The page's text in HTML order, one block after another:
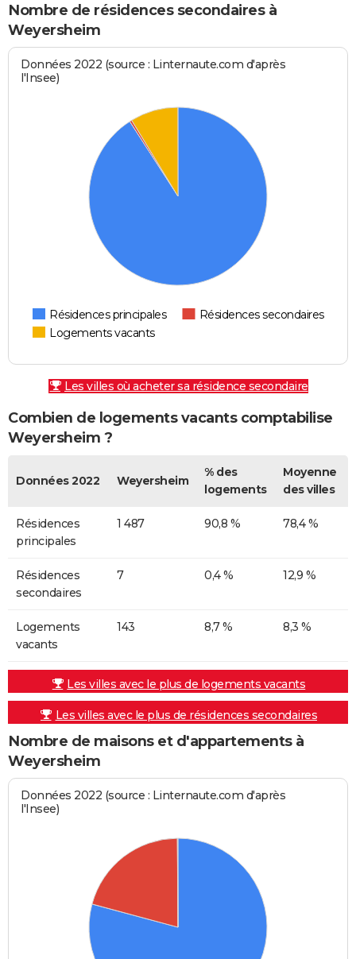
Nombre de résidences secondaires à
Weyersheim
Données 2022 (source : Linternaute.com d'après
l'Insee)
Résidences principales
Résidences secondaires
Logements vacants
Les villes où acheter sa résidence secondaire
Combien de logements vacants comptabilise
Weyersheim ?
Données 2022 Weyersheim
% des
logements
Moyenne
des villes
Résidences
principales
1 487 90,8 % 78,4 %
Résidences
secondaires
7 0,4 % 12,9 %
Logements
vacants
143 8,7 % 8,3 %
Les villes avec le plus de logements vacants
Les villes avec le plus de résidences secondaires
Nombre de maisons et d'appartements à
Weyersheim
Données 2022 (source : Linternaute.com d'après
l'Insee)